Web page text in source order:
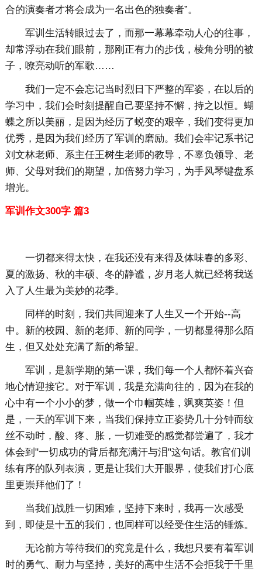
合的演奏者才将会成为一名出色的独奏者”。
军训生活转眼过去了，而那一幕幕牵动人心的往事，
却常浮动在我们眼前，那刚正有力的步伐，棱角分明的被
子，嘹亮动听的军歌……
我们一定不会忘记当时烈日下严整的军姿，在以后的
学习中，我们会时刻提醒自己要坚持不懈，持之以恒。蝴
蝶之所以美丽，是因为经历了蜕变的艰辛，我们变得更加
优秀，是因为我们经历了军训的磨励。我们会牢记系书记
刘文林老师、系主任王树生老师的教导，不辜负领导、老
师、父母对我们的期望，加倍努力学习，为手风琴键盘系
增光。
军训作文300字 篇3
一切都来得太快，在我还没有来得及体味春的多彩、
夏的激扬、秋的丰硕、冬的静谧，岁月老人就已经将我送
入了人生最为美妙的花季。
同样的时刻，我们共同迎来了人生又一个开始--高
中。新的校园、新的老师、新的同学，一切都显得那么陌
生，但又处处充满了新的希望。
军训，是新学期的第一课，我们每一个人都怀着兴奋
地心情迎接它。对于军训，我是充满向往的，因为在我的
心中有一个小小的梦，做一个巾帼英雄，飒爽英姿！但
是，一天的军训下来，当我们保持立正姿势几十分钟而纹
丝不动时，酸、疼、胀，一切难受的感觉都尝遍了，我才
体会到"一切成功的背后都充满汗与泪"这句话。教官们训
练有序的队列表演，更是让我们大开眼界，使我们打心底
里更崇拜他们了！
当我们战胜一切困难，坚持下来时，我再一次感受
到，即使是十五的我们，也同样可以经受住生活的锤炼。
无论前方等待我们的究竟是什么，我想只要有着军训
时的勇气、耐力与坚持，美好的高中生活不会拒我于千里